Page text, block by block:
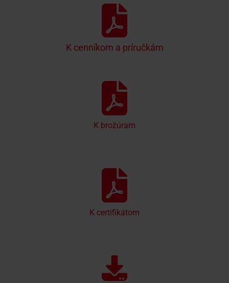
K cenníkom a príručkám
K brožúram
K certifikátom